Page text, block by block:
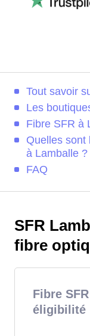
Tout savoir
Les
Fibre SFR à
Quelles sont
à Lamballe ?
FAQ
SFR
fibre
Fibre
éligibilité